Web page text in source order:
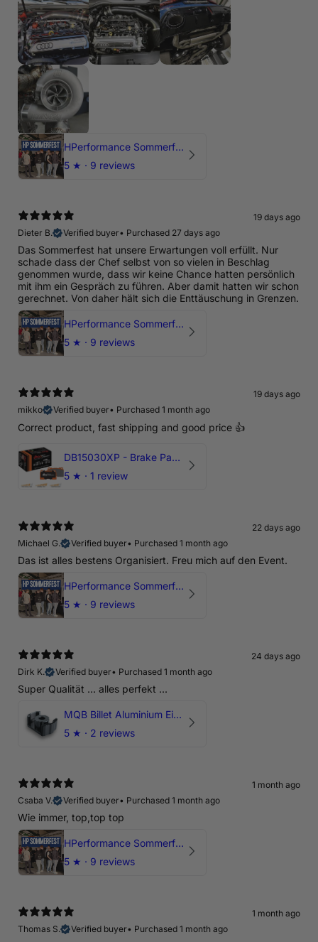
HPerformance Sommerfest 2026
5 ★ · 9 reviews
19 days ago
Dieter B.
Verified buyer• Purchased 27 days ago
Das Sommerfest hat unsere Erwartungen voll erfüllt. Nur
schade dass der Chef selbst von so vielen in Beschlag
genommen wurde, dass wir keine Chance hatten persönlich
mit ihm ein Gespräch zu führen. Aber damit hatten wir schon
gerechnet. Von daher hält sich die Enttäuschung in Grenzen.
HPerformance Sommerfest 2026
5 ★ · 9 reviews
19 days ago
mikko
Verified buyer• Purchased 1 month ago
Correct product, fast shipping and good price 👍
DB15030XP - Brake Pads Xtreme Performance | Front Axle
5 ★ · 1 review
22 days ago
Michael G.
Verified buyer• Purchased 1 month ago
Das ist alles bestens Organisiert. Freu mich auf den Event.
HPerformance Sommerfest 2026
5 ★ · 9 reviews
24 days ago
Dirk K.
Verified buyer• Purchased 1 month ago
Super Qualität ... alles perfekt ...
MQB Billet Aluminium Einsatz Drehmomentstütze - DOGBONE für Audi RS3, TTRS, RSQ3
5 ★ · 2 reviews
1 month ago
Csaba V.
Verified buyer• Purchased 1 month ago
Wie immer, top,top top
HPerformance Sommerfest 2026
5 ★ · 9 reviews
1 month ago
Thomas S.
Verified buyer• Purchased 1 month ago